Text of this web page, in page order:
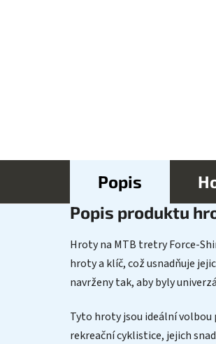
Popis
Popis produktu
Hroty na MTB tretry Force-
hroty a klíč, což usnadňuje
navrženy tak, aby byly
Tyto hroty jsou ideální
rekreační cyklistice, jejich